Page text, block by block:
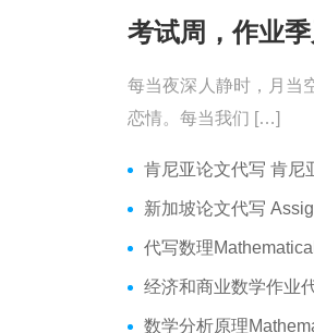
每当夜深人静时，月当
恋情。每当我们 […]
肯尼亚论文代写 肯尼亚写
新加坡论文代写 Assignment
代写数理Mathematical &
经济和商业数学作业代写
数学分析原理Mathematical